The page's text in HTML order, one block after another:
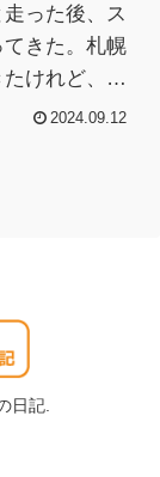
った後、ス
きた。札幌
けれど、や
房が効いてな
2024.09.12
日記.